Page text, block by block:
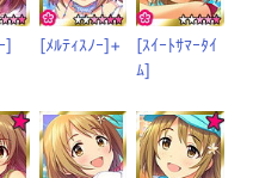
] [ﾒﾙﾃｨｽﾉｰ]+
[ｽｲｰﾄｻﾏｰﾀｲ
ﾑ]